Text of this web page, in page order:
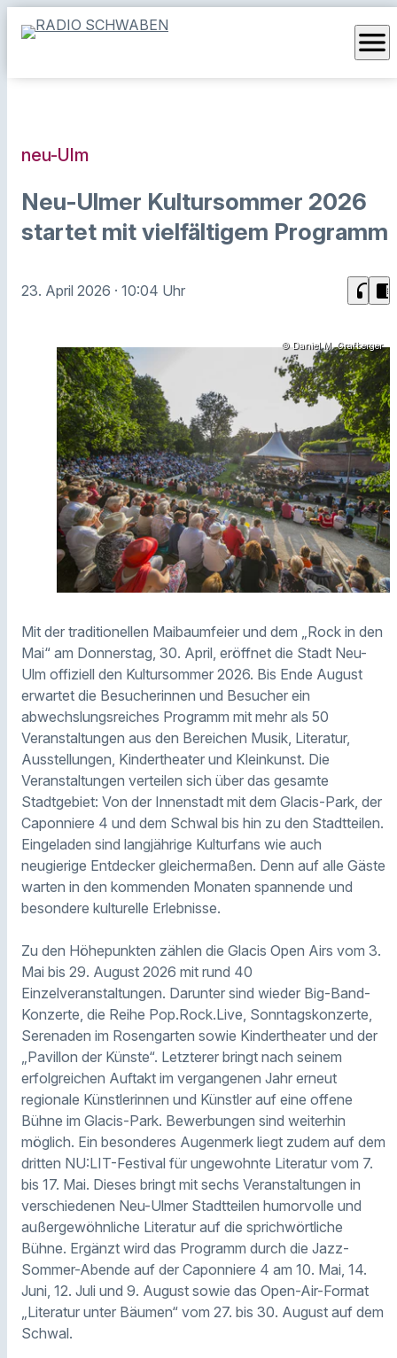
menu
neu-Ulm
Neu-Ulmer Kultursommer 2026
startet mit vielfältigem Programm
23. April 2026 · 10:04 Uhr headphones chrome_reader_mode
© Daniel M. Grafberger
Mit der traditionellen Maibaumfeier und dem „Rock in den
Mai“ am Donnerstag, 30. April, eröffnet die Stadt Neu-
Ulm offiziell den Kultursommer 2026. Bis Ende August
erwartet die Besucherinnen und Besucher ein
abwechslungsreiches Programm mit mehr als 50
Veranstaltungen aus den Bereichen Musik, Literatur,
Ausstellungen, Kindertheater und Kleinkunst. Die
Veranstaltungen verteilen sich über das gesamte
Stadtgebiet: Von der Innenstadt mit dem Glacis-Park, der
Caponniere 4 und dem Schwal bis hin zu den Stadtteilen.
Eingeladen sind langjährige Kulturfans wie auch
neugierige Entdecker gleichermaßen. Denn auf alle Gäste
warten in den kommenden Monaten spannende und
besondere kulturelle Erlebnisse.
Zu den Höhepunkten zählen die Glacis Open Airs vom 3.
Mai bis 29. August 2026 mit rund 40
Einzelveranstaltungen. Darunter sind wieder Big-Band-
Konzerte, die Reihe Pop.Rock.Live, Sonntagskonzerte,
Serenaden im Rosengarten sowie Kindertheater und der
„Pavillon der Künste“. Letzterer bringt nach seinem
erfolgreichen Auftakt im vergangenen Jahr erneut
regionale Künstlerinnen und Künstler auf eine offene
Bühne im Glacis-Park. Bewerbungen sind weiterhin
möglich. Ein besonderes Augenmerk liegt zudem auf dem
dritten NU:LIT-Festival für ungewohnte Literatur vom 7.
bis 17. Mai. Dieses bringt mit sechs Veranstaltungen in
verschiedenen Neu-Ulmer Stadtteilen humorvolle und
außergewöhnliche Literatur auf die sprichwörtliche
Bühne. Ergänzt wird das Programm durch die Jazz-
Sommer-Abende auf der Caponniere 4 am 10. Mai, 14.
Juni, 12. Juli und 9. August sowie das Open-Air-Format
„Literatur unter Bäumen“ vom 27. bis 30. August auf dem
Schwal.